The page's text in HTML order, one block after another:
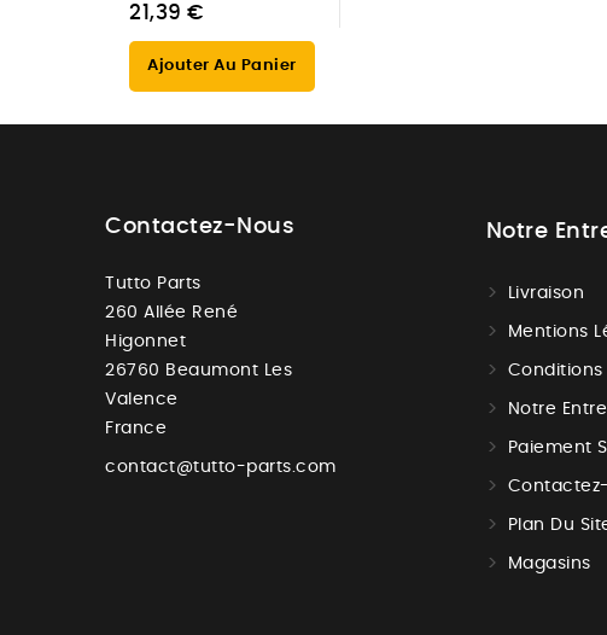
21,39 €
Ajouter Au Panier
Contactez-Nous
Tutto Parts
260 Allée René
Higonnet
26760 Beaumont Les
Valence
France
contact@tutto-parts.com
Notre
Livraison
Mentions
Conditions
Notre
Paiement
Plan Du
Magasins